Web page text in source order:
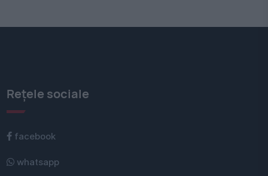
Rețele sociale
facebook
whatsapp